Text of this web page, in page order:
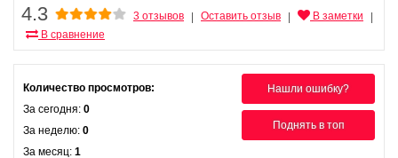
4.3 3 отзывов Оставить отзыв В заметки
В сравнение
Нашли ошибку?
Поднять в топ
Количество просмотров:
За сегодня: 0
За неделю: 0
За месяц: 1